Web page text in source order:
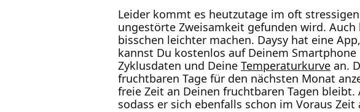
Leider kommt es heutzutage im oft
ungestörte Zweisamkeit gefunden wird.
bisschen leichter machen. Daysy hat eine
kannst Du kostenlos auf Deinem
Zyklusdaten und Deine Temperaturkurve an.
fruchtbaren Tage für den nächsten Monat
freie Zeit an Deinen fruchtbaren Tagen
sodass er sich ebenfalls schon im Voraus